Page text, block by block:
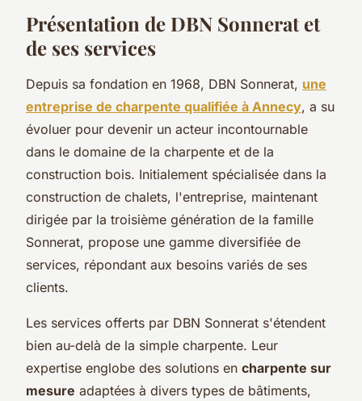
Présentation de DBN Sonnerat et
de ses services
Depuis sa fondation en 1968, DBN Sonnerat, une
entreprise de charpente qualifiée à Annecy, a su
évoluer pour devenir un acteur incontournable
dans le domaine de la charpente et de la
construction bois. Initialement spécialisée dans la
construction de chalets, l'entreprise, maintenant
dirigée par la troisième génération de la famille
Sonnerat, propose une gamme diversifiée de
services, répondant aux besoins variés de ses
clients.
Les services offerts par DBN Sonnerat s'étendent
bien au-delà de la simple charpente. Leur
expertise englobe des solutions en charpente sur
mesure adaptées à divers types de bâtiments,